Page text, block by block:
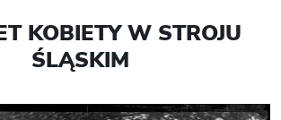
KOBIETY W STROJU
ŚLĄSKIM